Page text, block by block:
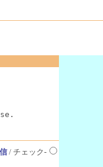
/ チェック-